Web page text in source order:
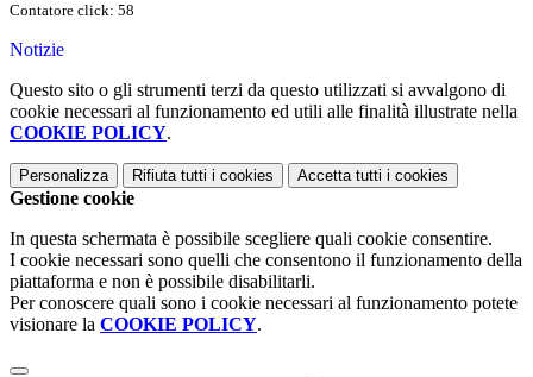
Contatore click: 58
Notizie
Questo sito o gli strumenti terzi da questo utilizzati si avvalgono di
cookie necessari al funzionamento ed utili alle finalità illustrate nella
COOKIE POLICY.
Personalizza Rifiuta tutti i cookies Accetta tutti i cookies
Gestione cookie
In questa schermata è possibile scegliere quali cookie consentire.
I cookie necessari sono quelli che consentono il funzionamento della
piattaforma e non è possibile disabilitarli.
Per conoscere quali sono i cookie necessari al funzionamento potete
visionare la COOKIE POLICY.